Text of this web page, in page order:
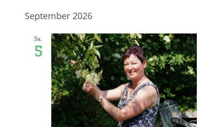
September 2026
Sa.
5